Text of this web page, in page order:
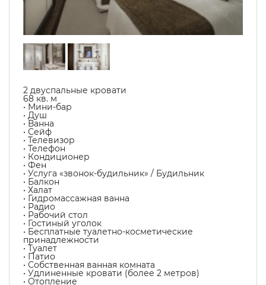
2 двуспальные кровати
68 кв. м
• Мини-бар
• Душ
• Ванна
• Сейф
• Телевизор
• Телефон
• Кондиционер
• Фен
• Услуга «звонок-будильник» / Будильник
• Балкон
• Халат
• Гидромассажная ванна
• Радио
• Рабочий стол
• Гостиный уголок
• Бесплатные туалетно-косметические
принадлежности
• Туалет
• Патио
• Собственная ванная комната
• Удлиненные кровати (более 2 метров)
• Отопление